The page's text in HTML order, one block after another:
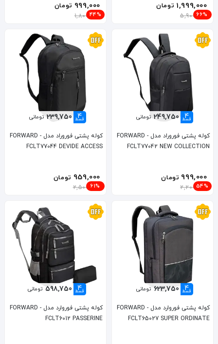
1,999,000 تومان
5,900,000
66%
999,000 تومان
1,800,000
44%
4
قسط 249,750 تومانی
کوله پشتی فوروراد مدل FORWARD -
FCLT77042 NEW COLLECTION
999,000 تومان
2,200,000
54%
4
قسط 239,750 تومانی
کوله پشتی فوروراد مدل FORWARD -
FCLT77044 DEVIDE ACCESS
959,000 تومان
2,500,000
61%
4
قسط 623,750 تومانی
کوله پشتی فوروارد مدل FORWARD -
FCLT65027 SUPER ORDINATE
4
قسط 598,750 تومانی
کوله پشتی فوروارد مدل FORWARD -
FCLT6012 PASSERINE